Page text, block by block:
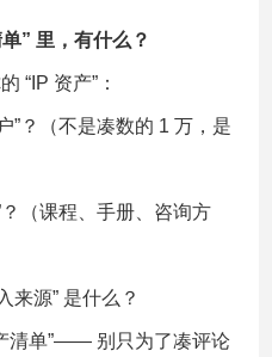
” 里，有什么？
“IP 资产”：
”？（不是凑数的 1 万，是
（课程、手册、咨询方
来源” 是什么？
清单”—— 别只为了凑评论